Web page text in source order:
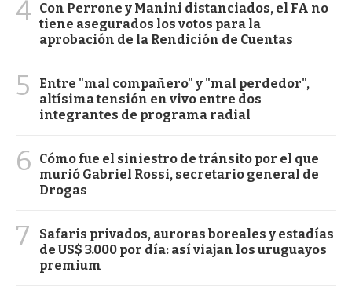
4 Con Perrone y Manini distanciados, el FA no
tiene asegurados los votos para la
aprobación de la Rendición de Cuentas
5
Entre "mal compañero" y "mal perdedor",
altísima tensión en vivo entre dos
integrantes de programa radial
6
Cómo fue el siniestro de tránsito por el que
murió Gabriel Rossi, secretario general de
Drogas
7
Safaris privados, auroras boreales y estadías
de US$ 3.000 por día: así viajan los uruguayos
premium